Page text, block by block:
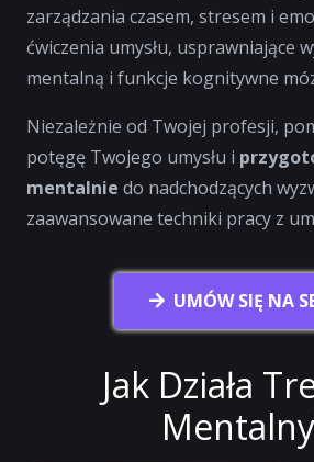
zarządzania czasem, stresem i
ćwiczenia umysłu, usprawniające
mentalną i funkcje kognitywne
Niezależnie od Twojej profesji,
potęgę Twojego umysłu i
mentalnie do nadchodzących
zaawansowane techniki pracy z
UMÓW SIĘ NA
Jak Działa